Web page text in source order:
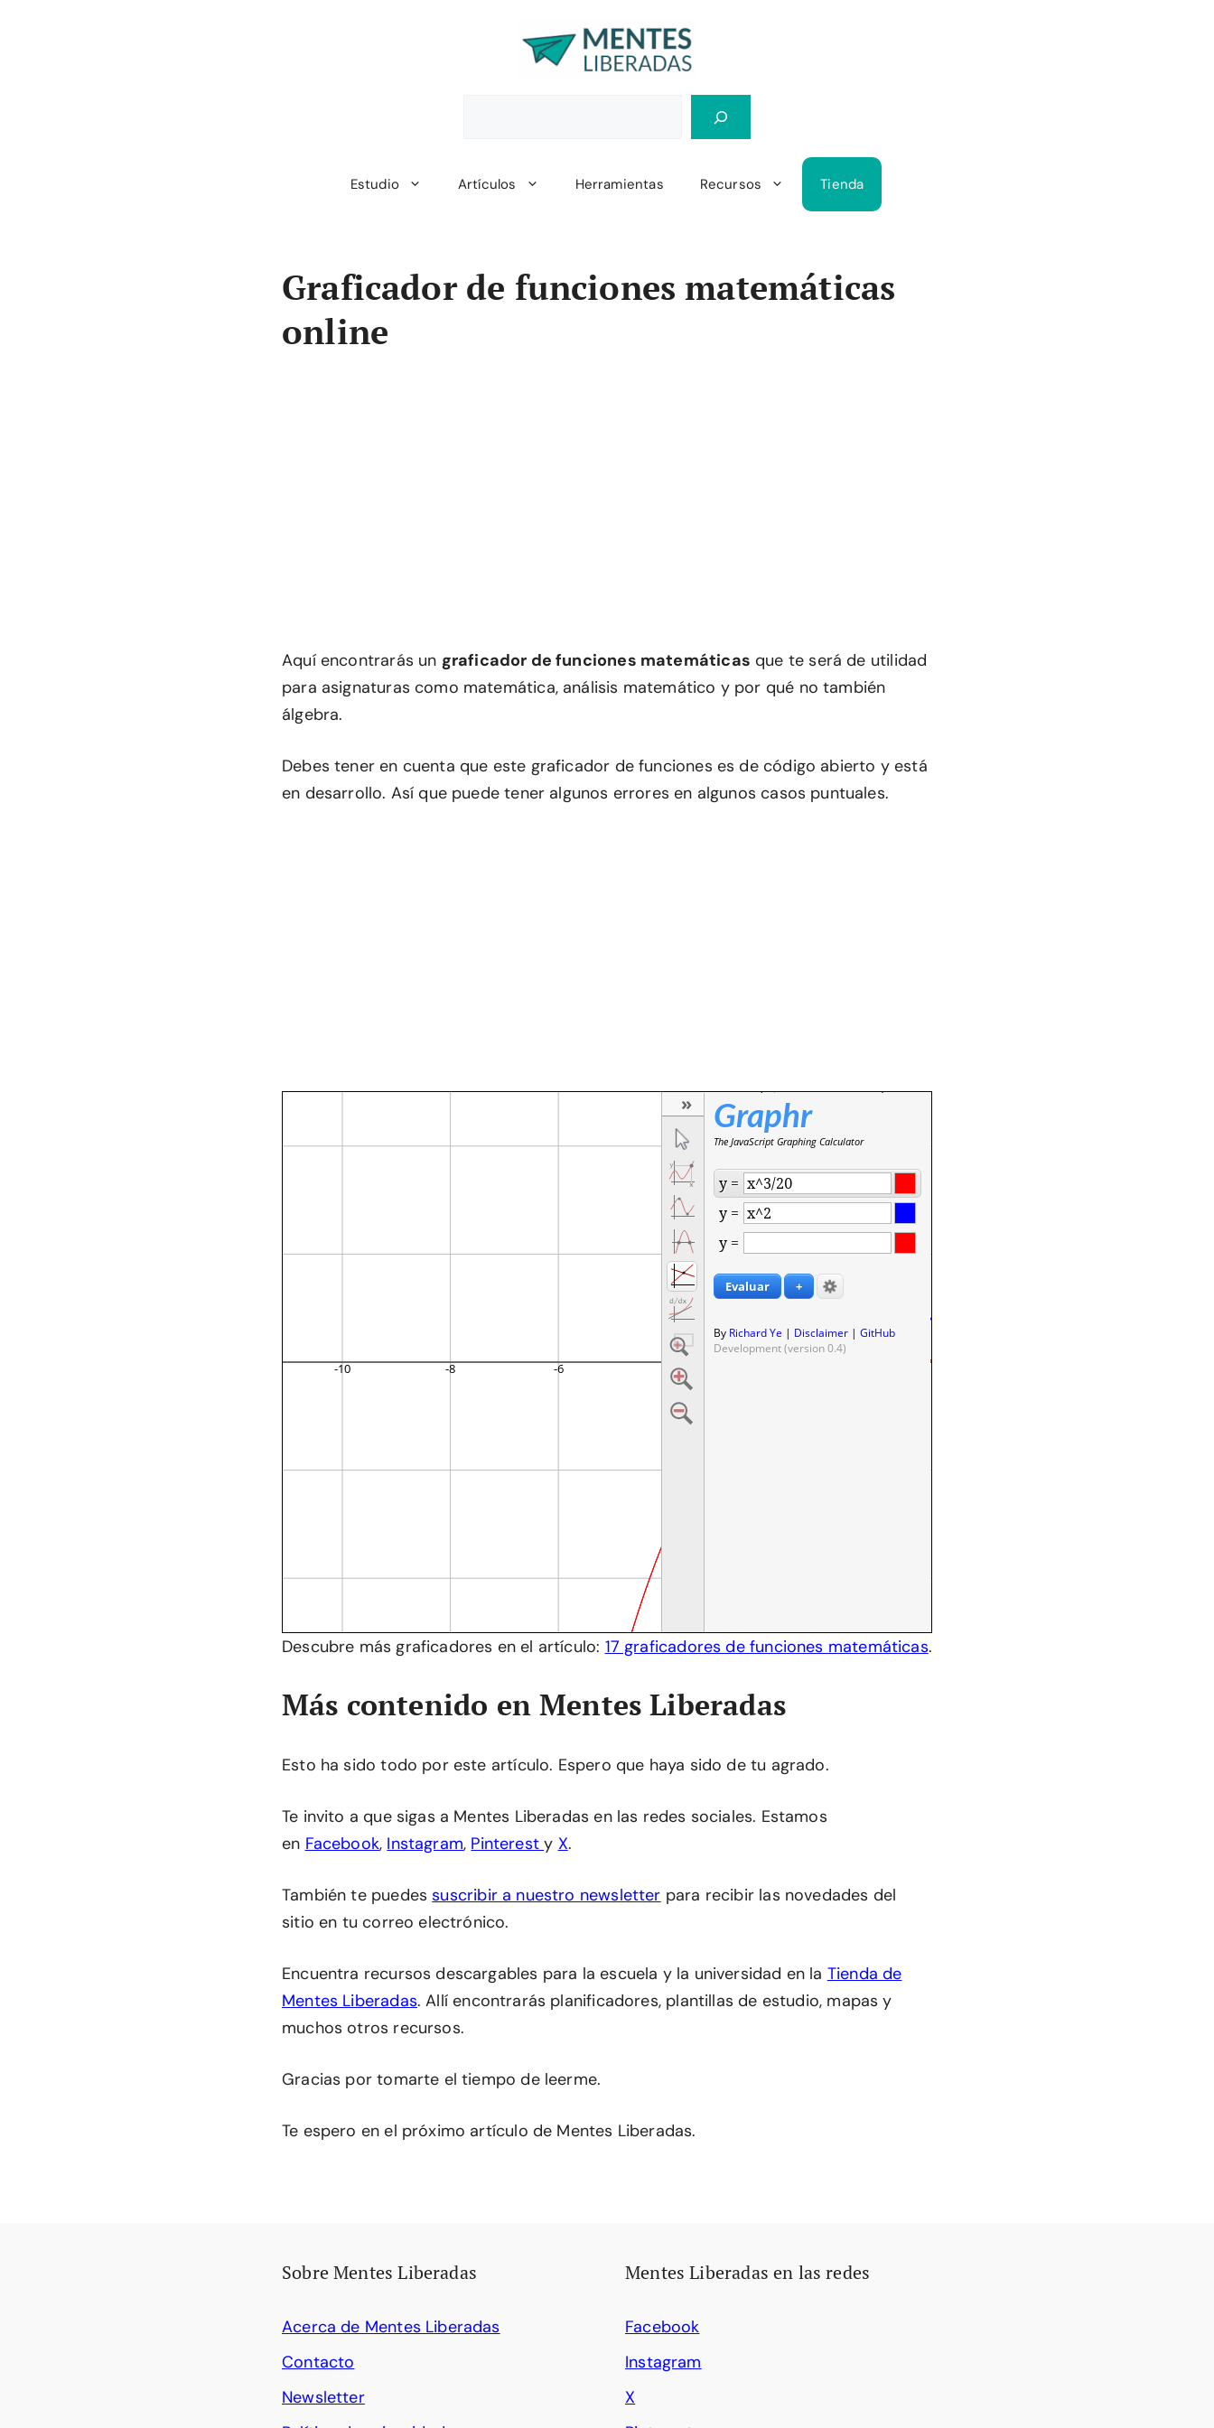
Estudio Artículos Herramientas Recursos Tienda
Graficador de funciones matemáticas
online
Aquí encontrarás un graficador de funciones matemáticas que te será de utilidad
para asignaturas como matemática, análisis matemático y por qué no también
álgebra.
Debes tener en cuenta que este graficador de funciones es de código abierto y está
en desarrollo. Así que puede tener algunos errores en algunos casos puntuales.
Descubre más graficadores en el artículo: 17 graficadores de funciones matemáticas.
Más contenido en Mentes Liberadas
Esto ha sido todo por este artículo. Espero que haya sido de tu agrado.
Te invito a que sigas a Mentes Liberadas en las redes sociales. Estamos
en Facebook, Instagram, Pinteresty X.
También te puedessuscribir a nuestro newsletter para recibir las novedades del
sitio en tu correo electrónico.
Encuentra recursos descargables para la escuela y la universidad en la Tienda de
Mentes Liberadas. Allí encontrarás planificadores, plantillas de estudio, mapas y
muchos otros recursos.
Gracias por tomarte el tiempo de leerme.
Te espero en el próximo artículo de Mentes Liberadas.
Sobre Mentes Liberadas
Acerca de Mentes Liberadas
Contacto
Newsletter
Mentes Liberadas en las redes
Facebook
Instagram
X